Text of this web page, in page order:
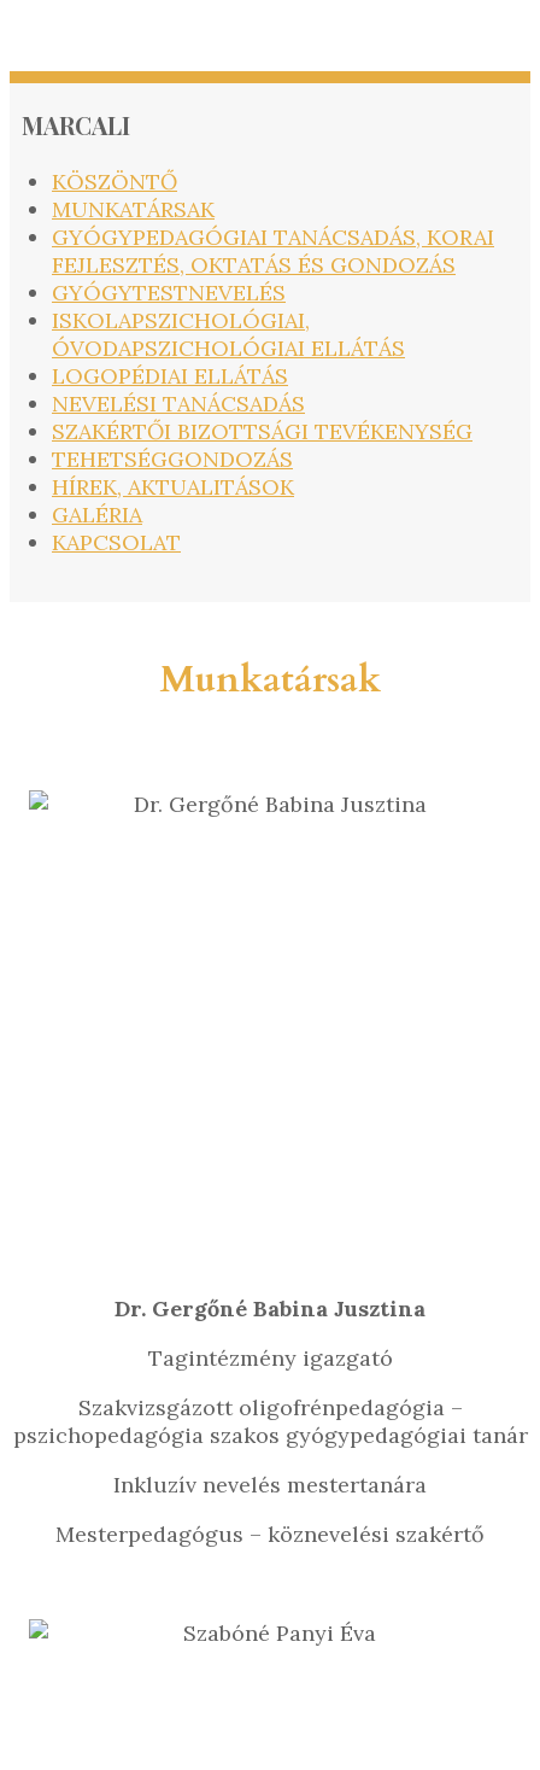
MARCALI
KÖSZÖNTŐ
MUNKATÁRSAK
GYÓGYPEDAGÓGIAI TANÁCSADÁS, KORAI
FEJLESZTÉS, OKTATÁS ÉS GONDOZÁS
GYÓGYTESTNEVELÉS
ISKOLAPSZICHOLÓGIAI,
ÓVODAPSZICHOLÓGIAI ELLÁTÁS
LOGOPÉDIAI ELLÁTÁS
NEVELÉSI TANÁCSADÁS
SZAKÉRTŐI BIZOTTSÁGI TEVÉKENYSÉG
TEHETSÉGGONDOZÁS
HÍREK, AKTUALITÁSOK
GALÉRIA
KAPCSOLAT
Munkatársak
Dr. Gergőné Babina Jusztina
Tagintézmény igazgató
Szakvizsgázott oligofrénpedagógia –
pszichopedagógia szakos gyógypedagógiai tanár
Inkluzív nevelés mestertanára
Mesterpedagógus – köznevelési szakértő